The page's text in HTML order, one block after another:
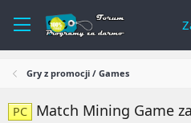
Gry z promocji / Games
PC Match Mining Game